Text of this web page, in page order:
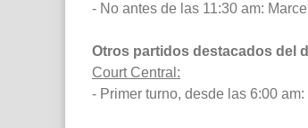
- No antes de las 11:30 am:
Otros partidos destacados del
Court Central:
- Primer turno, desde las 6:00